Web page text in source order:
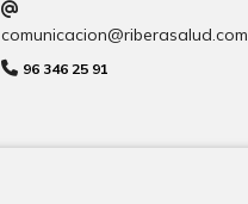
comunicacion@riberasalud.com
96 346 25 91